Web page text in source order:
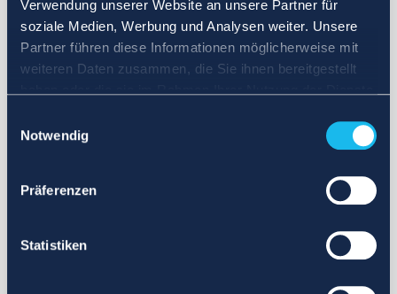
Verwendung unserer Website an unsere Partner für
soziale Medien, Werbung und Analysen weiter. Unsere
Partner führen diese Informationen möglicherweise mit
weiteren Daten zusammen, die Sie ihnen bereitgestellt
Notwendig
Präferenzen
Statistiken